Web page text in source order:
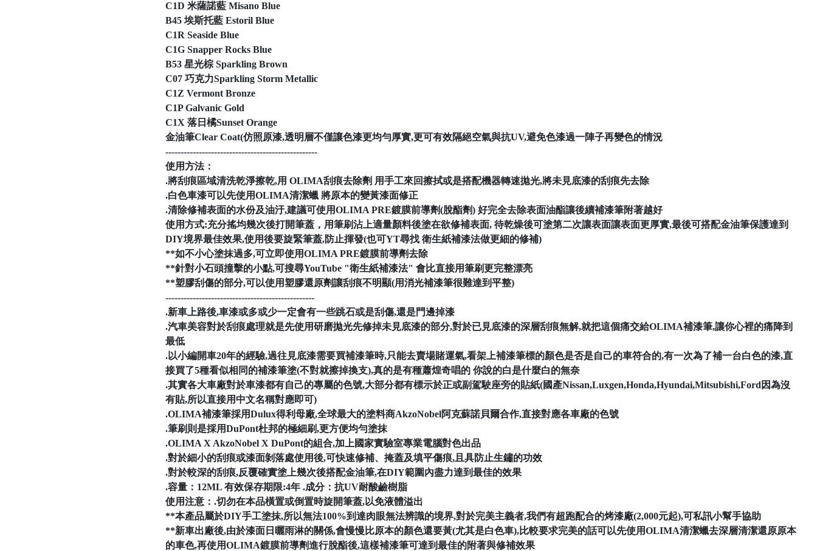
C1D 米薩諾藍 Misano Blue
B45 埃斯托藍 Estoril Blue
C1R Seaside Blue
C1G Snapper Rocks Blue
B53 星光棕 Sparkling Brown
C07 巧克力Sparkling Storm Metallic
C1Z Vermont Bronze
C1P Galvanic Gold
C1X 落日橘Sunset Orange
金油筆Clear Coat(仿照原漆,透明層不僅讓色漆更均勻厚實,更可有效隔絕空氣與抗UV,避免色漆過一陣子再變色的情況
--------------------------------------------------
使用方法：
.將刮痕區域清洗乾淨擦乾,用 OLIMA刮痕去除劑 用手工來回擦拭或是搭配機器轉速拋光,將未見底漆的刮痕先去除
.白色車漆可以先使用OLIMA清潔蠟 將原本的變黃漆面修正
.清除修補表面的水份及油汙,建議可使用OLIMA PRE鍍膜前導劑(脫酯劑) 好完全去除表面油酯讓後續補漆筆附著越好
使用方式:充分搖均幾次後打開筆蓋，用筆刷沾上適量顏料後塗在欲修補表面, 待乾燥後可塗第二次讓表面讓表面更厚實,最後可搭配金油筆保護達到
DIY境界最佳效果,使用後要旋緊筆蓋,防止揮發(也可YT尋找 衛生紙補漆法做更細的修補)
**如不小心塗抹過多,可立即使用OLIMA PRE鍍膜前導劑去除
**針對小石頭撞擊的小點,可搜尋YouTube "衛生紙補漆法" 會比直接用筆刷更完整漂亮
**塑膠刮傷的部分,可以使用塑膠還原劑讓刮痕不明顯(用消光補漆筆很難達到平整)
-------------------------------------------------
.新車上路後,車漆或多或少一定會有一些跳石或是刮傷,還是門邊掉漆
.汽車美容對於刮痕處理就是先使用研磨拋光先修掉未見底漆的部分,對於已見底漆的深層刮痕無解,就把這個痛交給OLIMA補漆筆,讓你心裡的痛降到
最低
.以小編開車20年的經驗,過往見底漆需要買補漆筆時,只能去賣場賭運氣,看架上補漆筆標的顏色是否是自己的車符合的,有一次為了補一台白色的漆,直
接買了5種看似相同的補漆筆塗(不對就擦掉換支),真的是有種蕭煌奇唱的 你說的白是什麼白的無奈
.其實各大車廠對於車漆都有自己的專屬的色號,大部分都有標示於正或副駕駛座旁的貼紙(國產Nissan,Luxgen,Honda,Hyundai,Mitsubishi,Ford因為沒
有貼,所以直接用中文名稱對應即可)
.OLIMA補漆筆採用Dulux得利母廠,全球最大的塗料商AkzoNobel阿克蘇諾貝爾合作,直接對應各車廠的色號
.筆刷則是採用DuPont杜邦的極細刷,更方便均勻塗抹
.OLIMA X AkzoNobel X DuPont的組合,加上國家實驗室專業電腦對色出品
.對於細小的刮痕或漆面剝落處使用後,可快速修補、掩蓋及填平傷痕,且具防止生鏽的功效
.對於較深的刮痕,反覆確實塗上幾次後搭配金油筆,在DIY範圍內盡力達到最佳的效果
.容量：12ML 有效保存期限:4年 .成分：抗UV耐酸鹼樹脂
使用注意：.切勿在本品橫置或倒置時旋開筆蓋,以免液體溢出
**本產品屬於DIY手工塗抹,所以無法100%到達肉眼無法辨識的境界,對於完美主義者,我們有超跑配合的烤漆廠(2,000元起),可私訊小幫手協助
**新車出廠後,由於漆面日曬雨淋的關係,會慢慢比原本的顏色還要黃(尤其是白色車),比較要求完美的話可以先使用OLIMA清潔蠟去深層清潔還原原本
的車色,再使用OLIMA鍍膜前導劑進行脫酯後,這樣補漆筆可達到最佳的附著與修補效果